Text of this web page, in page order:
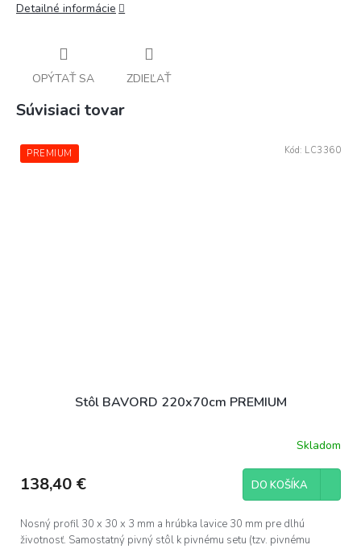
Detailné informácie
OPÝTAŤ SA ZDIEĽAŤ
Súvisiaci tovar
PREMIUM
Stôl BAVORD 220x70cm PREMIUM
produktu
je
z
5
Skladom
138,40 € DO KOŠÍKA
Nosný profil 30 x 30 x 3 mm a hrúbka lavice 30 mm pre dlhú
životnosť. Samostatný pivný stôl k pivnému setu (tzv. pivnému
Kód: LC3360